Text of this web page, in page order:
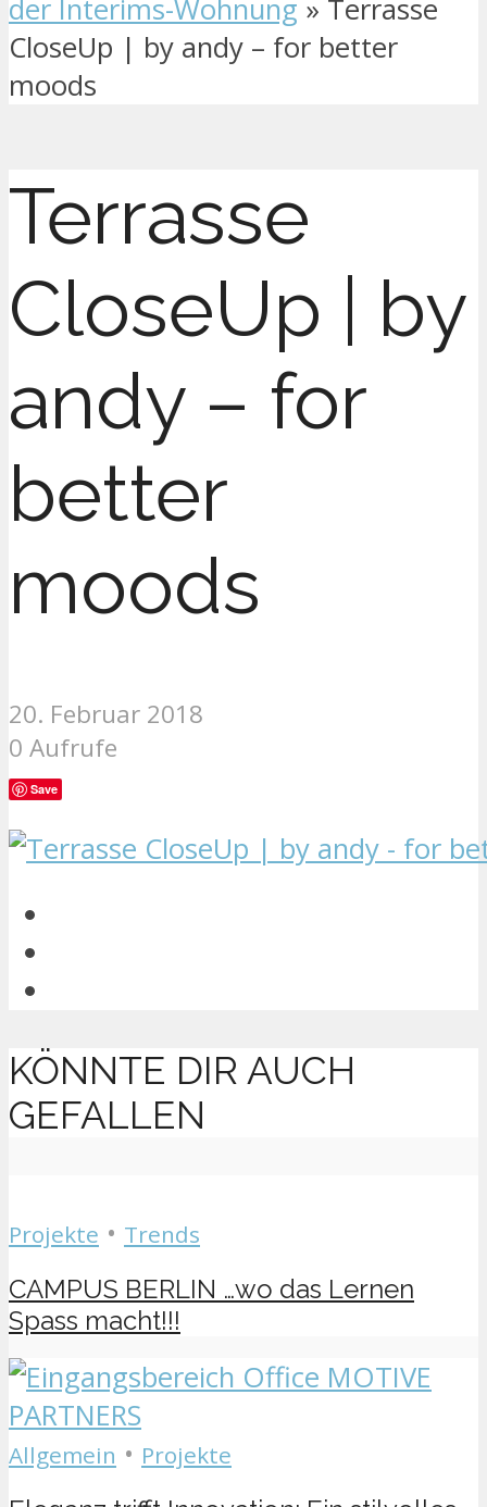
der Interims-Wohnung » Terrasse
CloseUp | by andy – for better
moods
Terrasse
CloseUp | by
andy – for
better
moods
20. Februar 2018
0 Aufrufe
Save
KÖNNTE DIR AUCH
GEFALLEN
Projekte • Trends
CAMPUS BERLIN …wo das Lernen
Spass macht!!!
Allgemein • Projekte